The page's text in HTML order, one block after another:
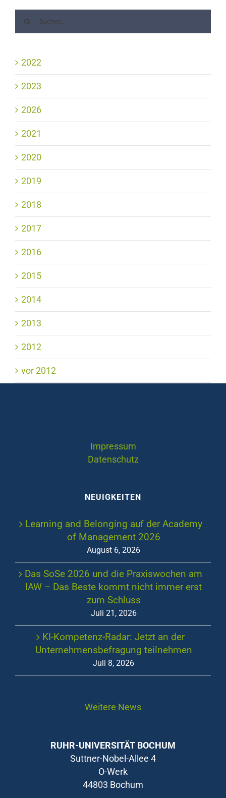
2022
2023
2026
2021
2020
2019
2018
2017
2016
2015
2014
2013
2012
vor 2012
Impressum
Datenschutz
NEUIGKEITEN
Learning and Belonging auf der Academy
of Management 2026
August 6, 2026
Das SoSe 2026 und die Praxiswochen am
IAW – Das Beste kommt nicht immer erst
zum Schluss
Juli 21, 2026
KI-Kompetenz-Radar: Jetzt an der
Unternehmensbefragung teilnehmen
Juli 8, 2026
Weitere News
RUHR-UNIVERSITÄT BOCHUM
Suttner-Nobel-Allee 4
O-Werk
44803 Bochum